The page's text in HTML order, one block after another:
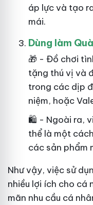
áp lực và tạo
mái.
Dùng làm
🎁 - Đồ chơi
tặng thú vị và
trong các dịp
niệm, hoặc
🛍️ - Ngoài ra,
thể là một
các sản phẩm
Nhưvậy, việc sử
nhiều lợi ích cho cá
mãn nhu cầu cá